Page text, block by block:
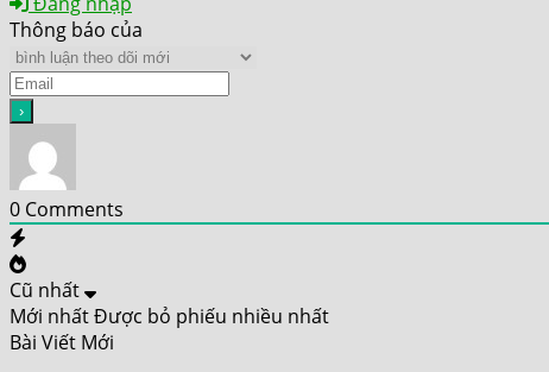
Thông báo của
0 Comments
Cũ nhất
Mới nhấtĐược bỏ phiếu nhiều nhất
Bài Viết Mới